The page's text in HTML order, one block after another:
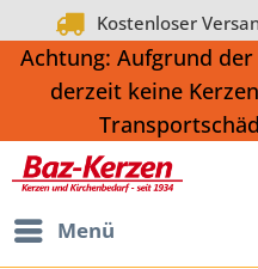
Kostenloser
Achtung: Aufgrund
derzeit keine
Menü